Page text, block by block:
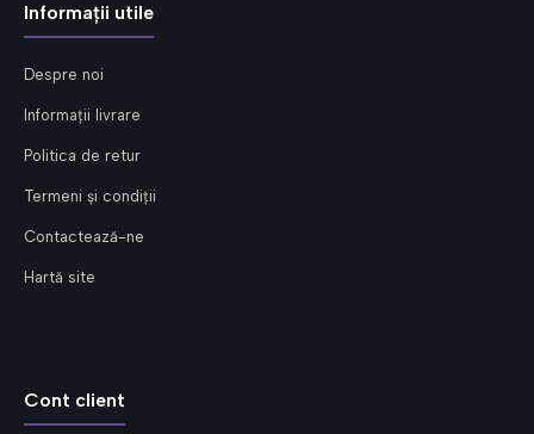
Informații utile
Despre noi
Informații livrare
Politica de retur
Termeni și condiții
Contactează-ne
Hartă site
Cont client